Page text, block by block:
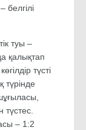
туы –
қалықтап
түсті
түрінде
– 1:2